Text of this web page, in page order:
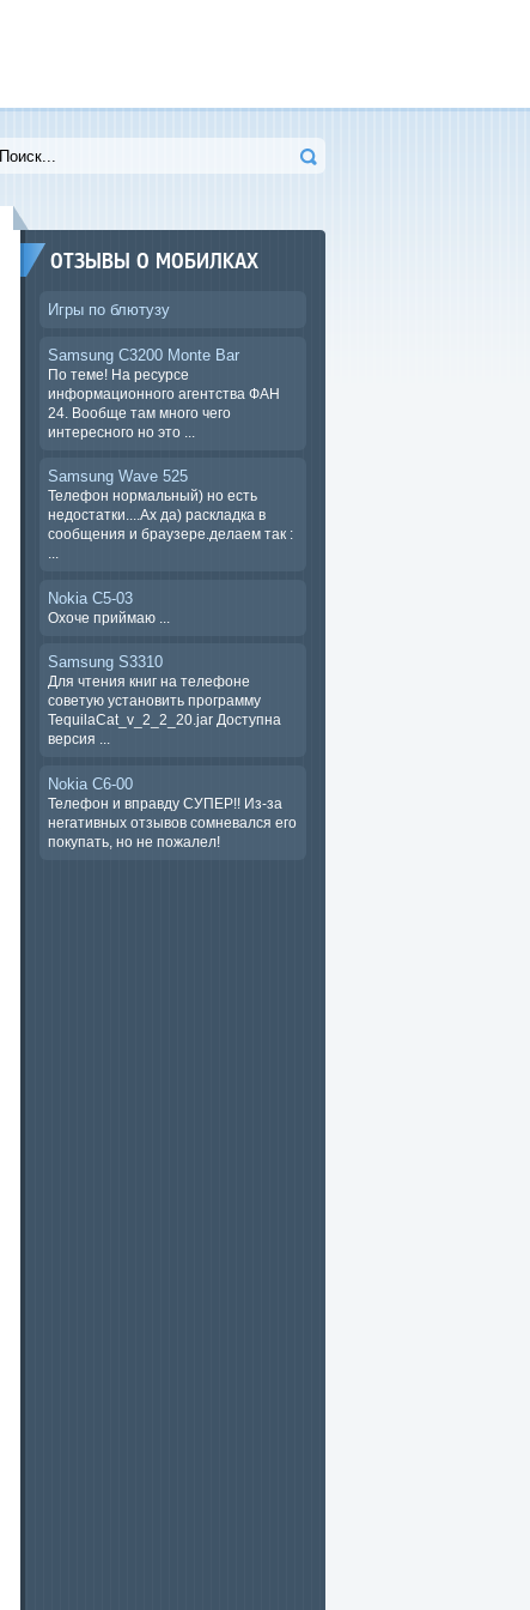
ОТЗЫВЫ О МОБИЛКАХ
Игры по блютузу
Samsung C3200 Monte Bar
По теме! На ресурсе
информационного агентства ФАН
24. Вообще там много чего
интересного но это ...
Samsung Wave 525
Телефон нормальный) но есть
недостатки....Ах да) раскладка в
сообщения и браузере.делаем так :
Nokia C5-03
Охоче ​​приймаю ...
Samsung S3310
Для чтения книг на телефоне
советую установить программу
TequilaCat_v_2_2_20.jar Доступна
версия ...
Nokia C6-00
Телефон и вправду СУПЕР!! Из-за
негативных отзывов сомневался его
покупать, но не пожалел!